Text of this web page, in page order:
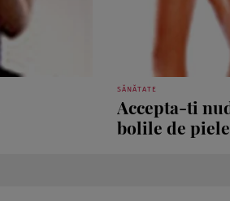
SĂNĂTATE
Accepta-ti
bolile de piele